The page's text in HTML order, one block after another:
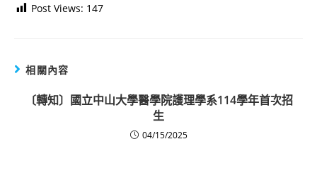
Post Views: 147
相關內容
〔轉知〕國立中山大學醫學院護理學系114學年首次招
生
04/15/2025